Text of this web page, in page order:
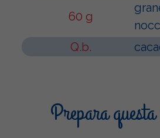
60 g
Q.b.
Prepara